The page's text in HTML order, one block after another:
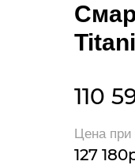
110
Цена при
127 180